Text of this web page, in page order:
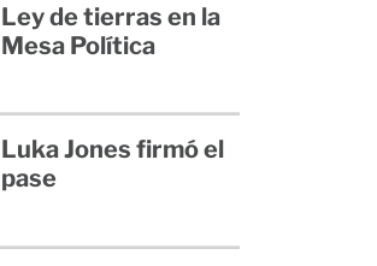
Ley de tierras en la
Mesa Política
Luka Jones firmó el
pase